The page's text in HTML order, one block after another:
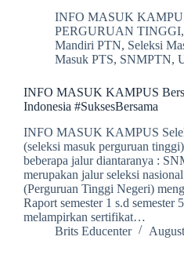
INFO MASUK
PERGURUAN TINGGI,
Mandiri PTN, Seleksi
Masuk PTS, SNMPTN,
INFO MASUK KAMPUS
Indonesia #SuksesBersama
INFO MASUK KAMPUS
(seleksi masuk perguruan
beberapa jalur diantaranya :
merupakan jalur seleksi
(Perguruan Tinggi Negeri)
Raport semester 1 s.d semester
melampirkan sertifikat…
Brits Educenter